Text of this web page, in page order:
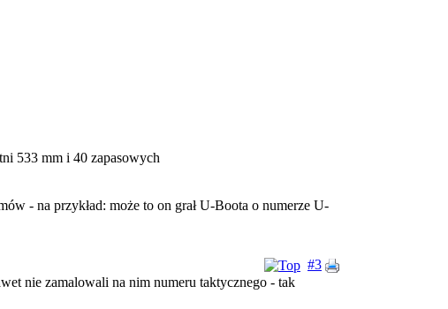
533 mm i 40 zapasowych
- na przykład: może to on grał U-Boota o numerze U-
#3
nie zamalowali na nim numeru taktycznego - tak